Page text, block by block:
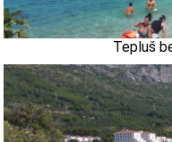
Tepluš